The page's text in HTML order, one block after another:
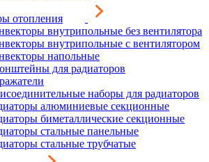
отопления
внутрипольные без вентилятора
внутрипольные с вентилятором
напольные
для радиаторов
наборы для радиаторов
алюминиевые секционные
биметаллические секционные
стальные панельные
стальные трубчатые